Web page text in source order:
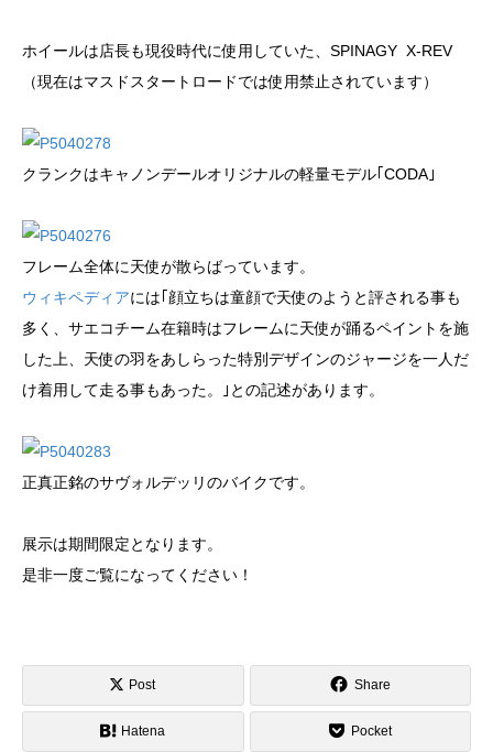
ホイールは店長も現役時代に使用していた、SPINAGY X-REV
（現在はマスドスタートロードでは使用禁止されています）
クランクはキャノンデールオリジナルの軽量モデル｢CODA｣
フレーム全体に天使が散らばっています。
ウィキペディアには｢顔立ちは童顔で天使のようと評される事も
多く、サエコチーム在籍時はフレームに天使が踊るペイントを施
した上、天使の羽をあしらった特別デザインのジャージを一人だ
け着用して走る事もあった。｣との記述があります。
正真正銘のサヴォルデッリのバイクです。
展示は期間限定となります。
是非一度ご覧になってください！
Post Share
Hatena Pocket